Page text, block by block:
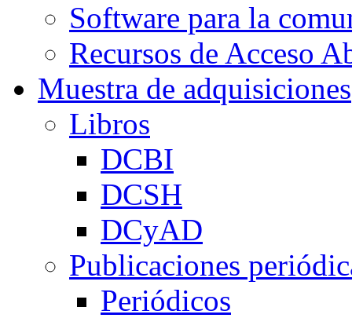
Software para la
Recursos de Acceso
Muestra de adquisiciones
Libros
DCBI
DCSH
DCyAD
Publicaciones
Periódicos